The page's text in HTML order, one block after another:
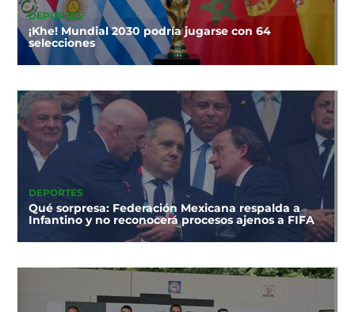
DEPORTES
¡Khe! Mundial 2030 podría jugarse con 64
selecciones
DEPORTES
Qué sorpresa: Federación Mexicana respalda a
Infantino y no reconocerá procesos ajenos a FIFA